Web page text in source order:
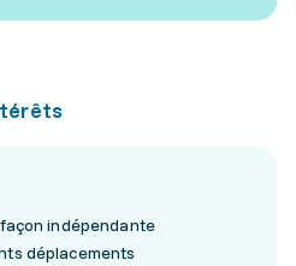
indépendante
déplacements